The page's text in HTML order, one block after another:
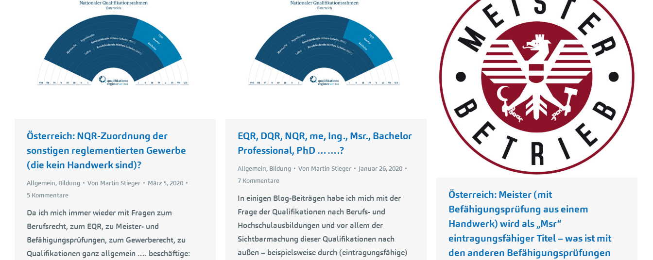
Österreich: NQR-Zuordnung der
sonstigen reglementierten Gewerbe
(die kein Handwerk sind)?
Allgemein, Bildung Von Martin Stieger
März 5, 2020
5 Kommentare
Da ich mich immer wieder mit Fragen zum
Berufsrecht, zum EQR, zu Meister- und
Befähigungsprüfungen, zum Gewerberecht, zu
Qualifikationen ganz allgemein …. beschäftige:
EQR, DQR, NQR, me, Ing., Msr., Bachelor
Professional, PhD …….?
Allgemein, Bildung Von Martin Stieger
Januar 26, 2020
7 Kommentare
In einigen Blog-Beiträgen habe ich mich mit der
Frage der Qualifikationen nach Berufs- und
Hochschulausbildungen und vor allem der
Sichtbarmachung dieser Qualifikationen nach
außen – beispielsweise durch (eintragungsfähige)
Österreich: Meister (mit
Befähigungsprüfung aus einem
Handwerk) wird als „Msr“
eintragungsfähiger Titel – was ist mit
den anderen Befähigungsprüfungen